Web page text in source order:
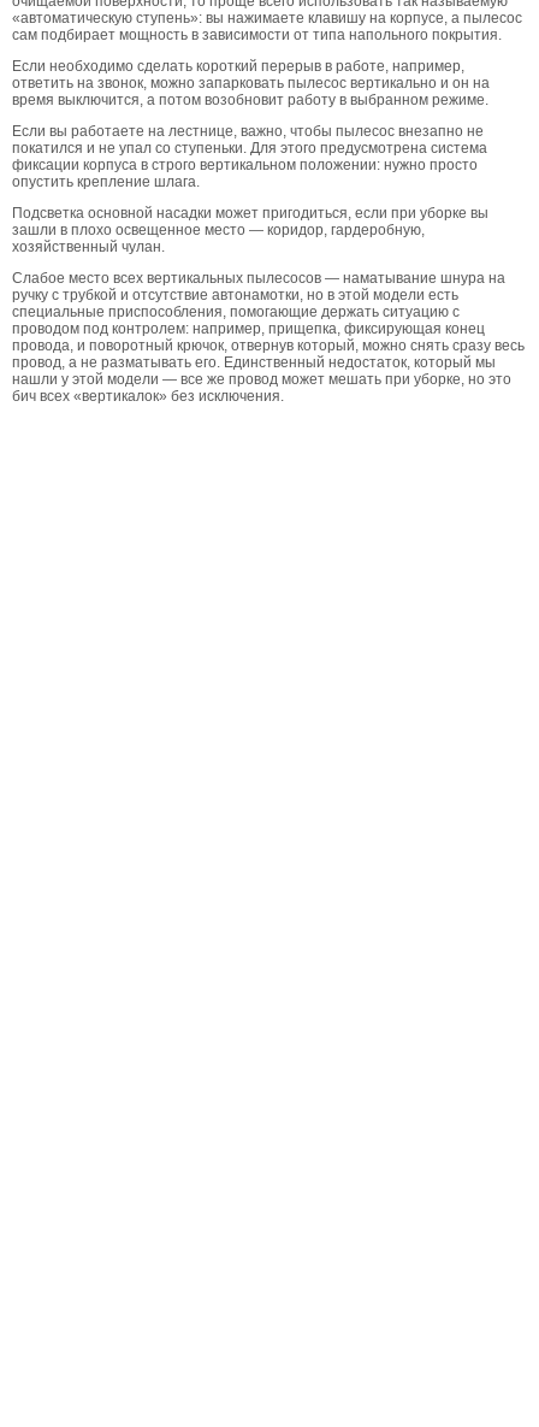
«автоматическую ступень»: вы нажимаете клавишу на корпусе, а пылесос
сам подбирает мощность в зависимости от типа напольного покрытия.
Если необходимо сделать короткий перерыв в работе, например,
ответить на звонок, можно запарковать пылесос вертикально и он на
время выключится, а потом возобновит работу в выбранном режиме.
Если вы работаете на лестнице, важно, чтобы пылесос внезапно не
покатился и не упал со ступеньки. Для этого предусмотрена система
фиксации корпуса в строго вертикальном положении: нужно просто
опустить крепление шлага.
Подсветка основной насадки может пригодиться, если при уборке вы
зашли в плохо освещенное место — коридор, гардеробную,
хозяйственный чулан.
Слабое место всех вертикальных пылесосов — наматывание шнура на
ручку с трубкой и отсутствие автонамотки, но в этой модели есть
специальные приспособления, помогающие держать ситуацию с
проводом под контролем: например, прищепка, фиксирующая конец
провода, и поворотный крючок, отвернув который, можно снять сразу весь
провод, а не разматывать его. Единственный недостаток, который мы
нашли у этой модели — все же провод может мешать при уборке, но это
бич всех «вертикалок» без исключения.